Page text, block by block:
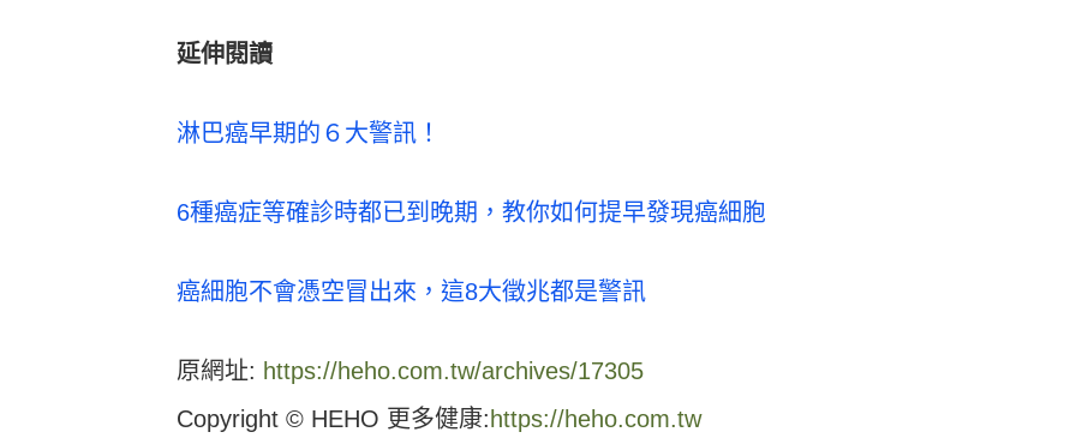
延伸閱讀
淋巴癌早期的６大警訊！
6種癌症等確診時都已到晚期，教你如何提早發現癌細胞
癌細胞不會憑空冒出來，這8大徵兆都是警訊
原網址: https://heho.com.tw/archives/17305
Copyright © HEHO 更多健康: https://heho.com.tw